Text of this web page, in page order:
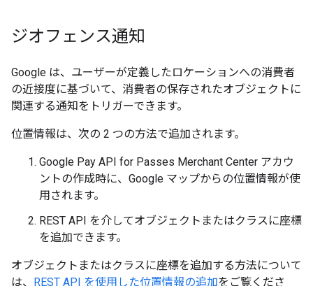
ジオフェンス通知
Google は、ユーザーが定義したロケーションへの消費者
の近接度に基づいて、消費者の保存されたオブジェクトに
関連する通知をトリガーできます。
位置情報は、次の 2 つの方法で追加されます。
Google Pay API for Passes Merchant Center アカウ
ントの作成時に、Google マップからの位置情報が使
用されます。
REST API を介してオブジェクトまたはクラスに座標
を追加できます。
オブジェクトまたはクラスに座標を追加する方法について
は、 REST API を使用した位置情報の追加をご覧くださ